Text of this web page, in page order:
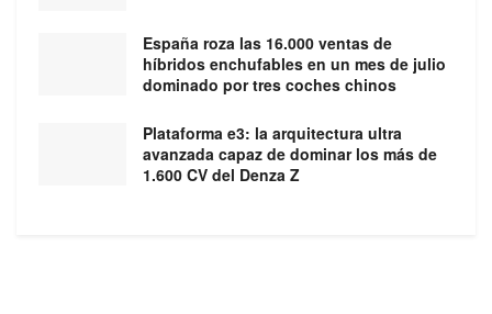
España roza las 16.000 ventas de
híbridos enchufables en un mes de julio
dominado por tres coches chinos
Plataforma e3: la arquitectura ultra
avanzada capaz de dominar los más de
1.600 CV del Denza Z